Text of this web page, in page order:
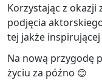
Korzystając z okazji
podjęcia
tej jakże
Na nową przygodę
życiu za późno 😊